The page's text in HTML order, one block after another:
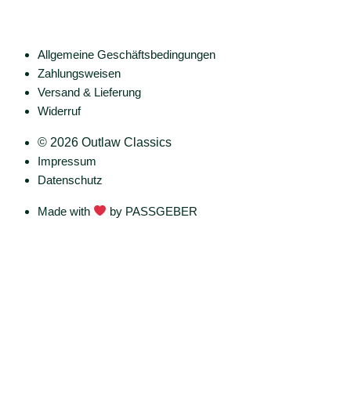
Allgemeine Geschäftsbedingungen
Zahlungsweisen
Versand & Lieferung
Widerruf
© 2026 Outlaw Classics
Impressum
Datenschutz
Made with by PASSGEBER